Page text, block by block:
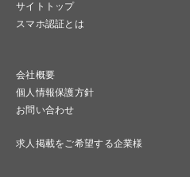
サイトトップ
スマホ認証とは
会社概要
個人情報保護方針
お問い合わせ
求人掲載をご希望する企業様